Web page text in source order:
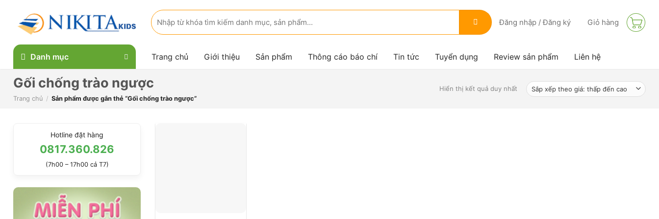
content
Tìm
kiếm:
Đăng nhập / Đăng ký Giỏ hàng
Danh mục Trang chủ Giới thiệu Sản phẩm Thông cáo báo chí Tin tức Tuyển dụng Review sản phẩm Liên hệ
Gối chống trào ngược
Trang chủ / Sản phẩm được gắn thẻ “Gối chống trào ngược”
Hiển thị kết quả duy nhất
Hotline đặt hàng
0817.360.826
(7h00 – 17h00 cả T7)